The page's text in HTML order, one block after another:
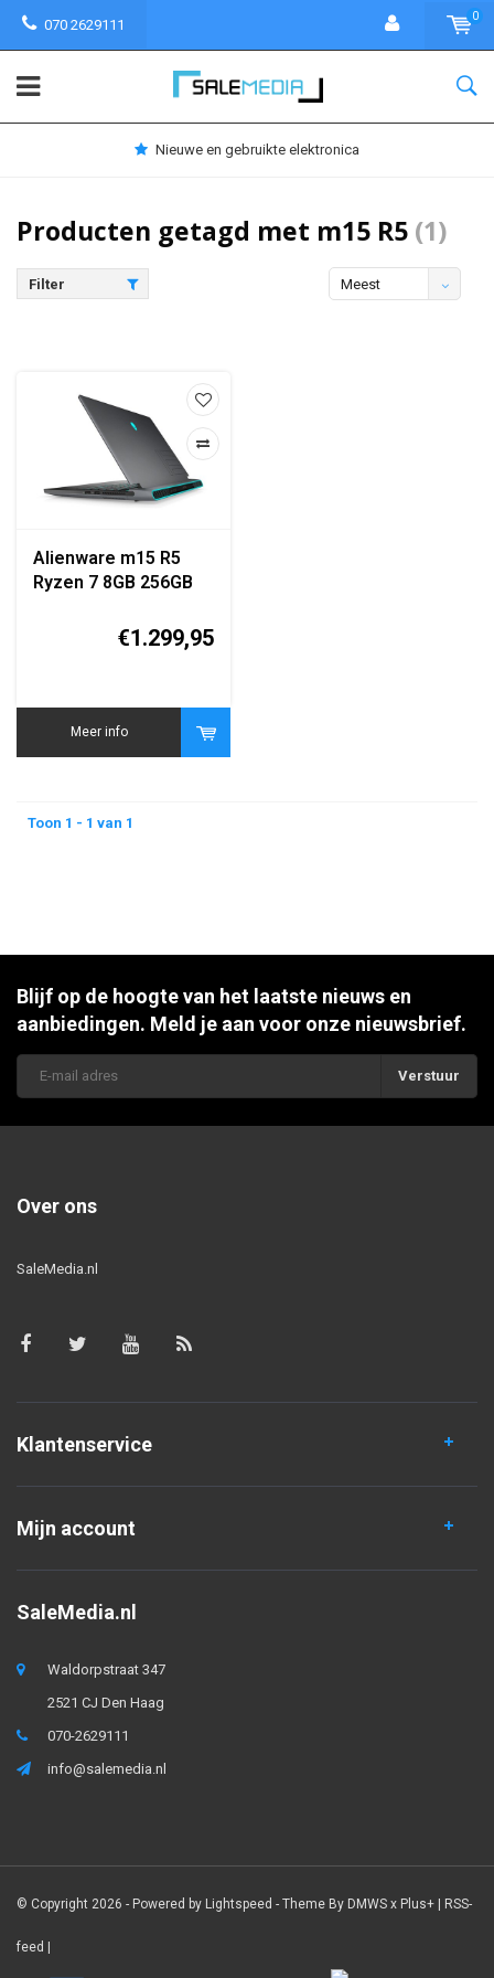
070 2629111
0
Nieuwe en gebruikte elektronica
Producten getagd met m15 R5 (1)
Filter
Meest
Alienware m15 R5
Ryzen 7 8GB 256GB
€1.299,95
Meer info
Toon 1 - 1 van 1
Blijf op de hoogte van het laatste nieuws en
aanbiedingen. Meld je aan voor onze nieuwsbrief.
Verstuur
Over ons
SaleMedia.nl
Klantenservice
Mijn account
SaleMedia.nl
Waldorpstraat 347
2521 CJ Den Haag
070-2629111
info@salemedia.nl
© Copyright 2026 - Powered by Lightspeed - Theme By DMWS x Plus+ | RSS-
feed |